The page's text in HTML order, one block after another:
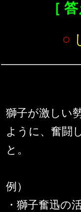
［
○
獅子が激しい
ように、奮闘
と。
例）
・獅子奮迅の